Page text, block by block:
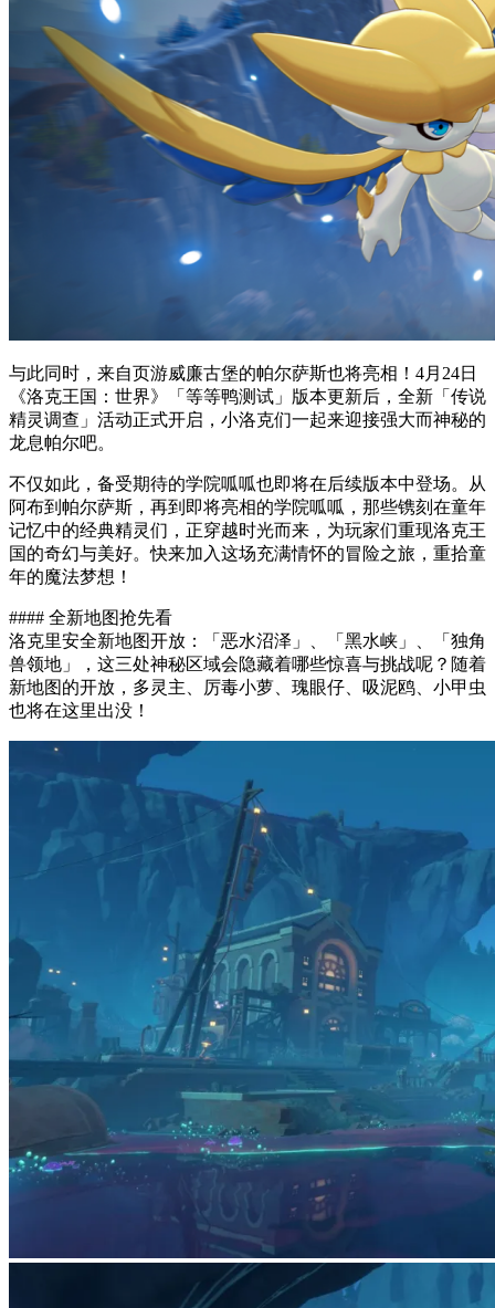
与此同时，来自页游威廉古堡的帕尔萨斯也将亮相！4月24日
《洛克王国：世界》「等等鸭测试」版本更新后，全新「传说
精灵调查」活动正式开启，小洛克们一起来迎接强大而神秘的
龙息帕尔吧。
不仅如此，备受期待的学院呱呱也即将在后续版本中登场。从
阿布到帕尔萨斯，再到即将亮相的学院呱呱，那些镌刻在童年
记忆中的经典精灵们，正穿越时光而来，为玩家们重现洛克王
国的奇幻与美好。快来加入这场充满情怀的冒险之旅，重拾童
年的魔法梦想！
#### 全新地图抢先看
洛克里安全新地图开放：「恶水沼泽」、「黑水峡」、「独角
兽领地」，这三处神秘区域会隐藏着哪些惊喜与挑战呢？随着
新地图的开放，多灵主、厉毒小萝、瑰眼仔、吸泥鸥、小甲虫
也将在这里出没！